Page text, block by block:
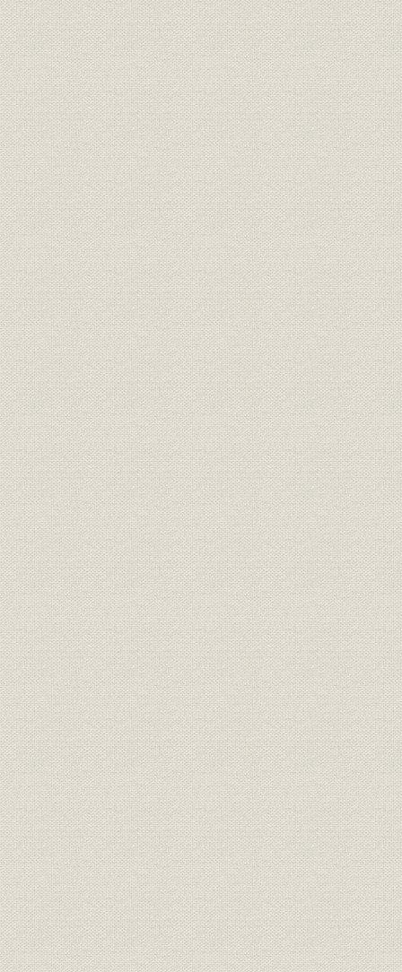
銀行
山陰地方本店銀行数の異動(大正
時代)
大正元年
(1926年)末
金融;貯蓄 金融恐慌による預金増減状況
昭和元年
(1927年)末
銀行 銀行法による無資格銀行一覧 昭和2年
銀行 普通銀行数の推移
昭和3年
(1941年)
銀行;財務・業績 山陰地方の普通銀行の主要勘定
昭和2年
(1936年)
銀行;財務・業績 山陰地方の貯蓄銀行の主要勘定
昭和2年
(1936年)
銀行;資金 山陰貯蓄銀行の職業別貸出残高 昭和8年
銀行;財務・業績 松江銀行主要勘定
昭和6年
(1940年)
銀行;財務・業績 全国地方銀行主要勘定
昭和5年
(1940年)
銀行;財務・業績 山陰貯蓄銀行主要勘定
昭和6年
(1940年)
銀行;財務・業績 全国貯蓄銀行主要勘定
昭和5年
(1940年)
銀行;株式 山陰地方の銀行の配当率
昭和2年
(1935年)
貯蓄;シェア
山陰地方の金融機関別預貯金シ
ェアの推移
昭和7年
(1937年)末